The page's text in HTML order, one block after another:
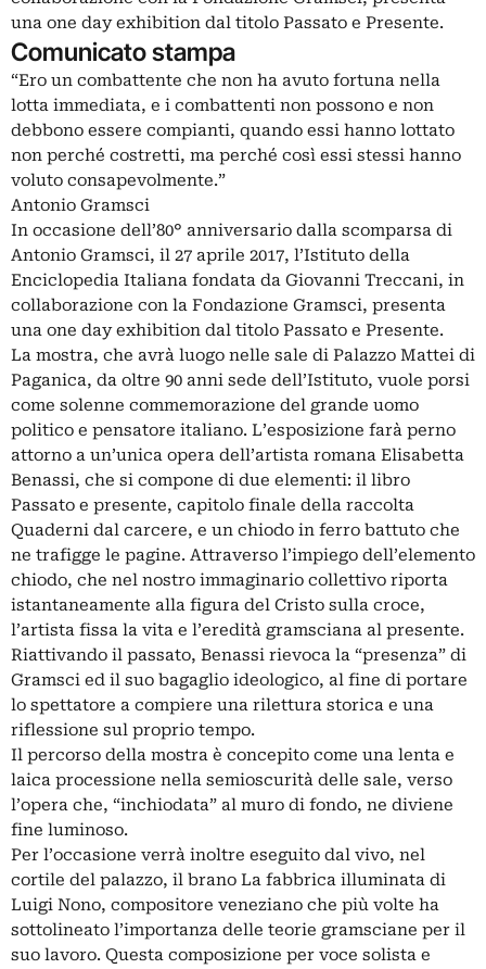
una one day exhibition dal titolo Passato e Presente.
Comunicato stampa
“Ero un combattente che non ha avuto fortuna nella
lotta immediata, e i combattenti non possono e non
debbono essere compianti, quando essi hanno lottato
non perché costretti, ma perché così essi stessi hanno
voluto consapevolmente.”
Antonio Gramsci
In occasione dell’80° anniversario dalla scomparsa di
Antonio Gramsci, il 27 aprile 2017, l’Istituto della
Enciclopedia Italiana fondata da Giovanni Treccani, in
collaborazione con la Fondazione Gramsci, presenta
una one day exhibition dal titolo Passato e Presente.
La mostra, che avrà luogo nelle sale di Palazzo Mattei di
Paganica, da oltre 90 anni sede dell’Istituto, vuole porsi
come solenne commemorazione del grande uomo
politico e pensatore italiano. L’esposizione farà perno
attorno a un’unica opera dell’artista romana Elisabetta
Benassi, che si compone di due elementi: il libro
Passato e presente, capitolo finale della raccolta
Quaderni dal carcere, e un chiodo in ferro battuto che
ne trafigge le pagine. Attraverso l’impiego dell’elemento
chiodo, che nel nostro immaginario collettivo riporta
istantaneamente alla figura del Cristo sulla croce,
l’artista fissa la vita e l’eredità gramsciana al presente.
Riattivando il passato, Benassi rievoca la “presenza” di
Gramsci ed il suo bagaglio ideologico, al fine di portare
lo spettatore a compiere una rilettura storica e una
riflessione sul proprio tempo.
Il percorso della mostra è concepito come una lenta e
laica processione nella semioscurità delle sale, verso
l’opera che, “inchiodata” al muro di fondo, ne diviene
fine luminoso.
Per l’occasione verrà inoltre eseguito dal vivo, nel
cortile del palazzo, il brano La fabbrica illuminata di
Luigi Nono, compositore veneziano che più volte ha
sottolineato l’importanza delle teorie gramsciane per il
suo lavoro. Questa composizione per voce solista e